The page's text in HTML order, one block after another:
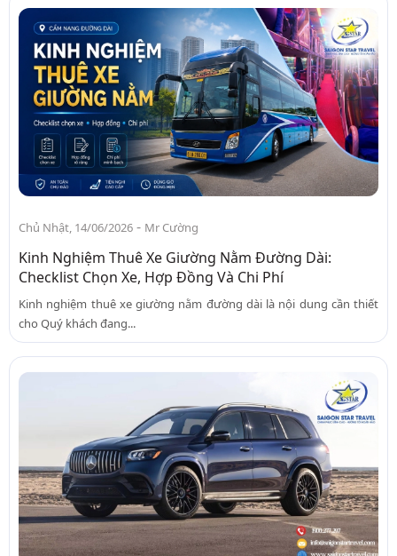
Chủ Nhật, 14/06/2026 - Mr Cường
Kinh Nghiệm Thuê Xe Giường Nằm Đường Dài:
Checklist Chọn Xe, Hợp Đồng Và Chi Phí
Kinh nghiệm thuê xe giường nằm đường dài là nội dung cần thiết
cho Quý khách đang...